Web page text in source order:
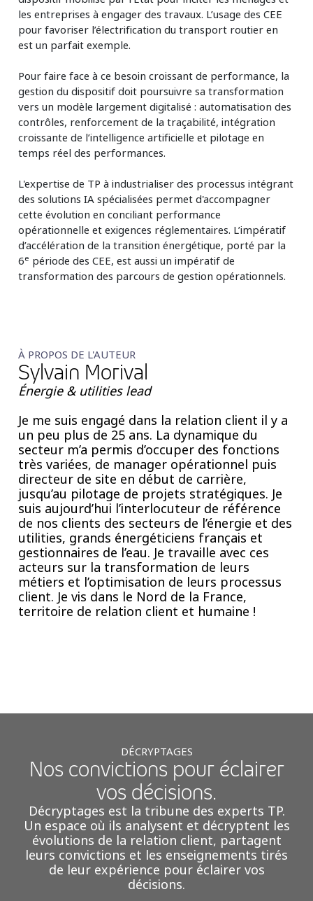
les entreprises à engager des travaux. L’usage des CEE
pour favoriser l’électrification du transport routier en
est un parfait exemple.
Pour faire face à ce besoin croissant de performance, la
gestion du dispositif doit poursuivre sa transformation
vers un modèle largement digitalisé : automatisation des
contrôles, renforcement de la traçabilité, intégration
croissante de l’intelligence artificielle et pilotage en
temps réel des performances.
L'expertise de TP à industrialiser des processus intégrant
des solutions IA spécialisées permet d'accompagner
cette évolution en conciliant performance
opérationnelle et exigences réglementaires. L’impératif
d’accélération de la transition énergétique, porté par la
6e période des CEE, est aussi un impératif de
transformation des parcours de gestion opérationnels.
À PROPOS DE L'AUTEUR
Sylvain Morival
Énergie & utilities lead
Je me suis engagé dans la relation client il y a
un peu plus de 25 ans. La dynamique du
secteur m’a permis d’occuper des fonctions
très variées, de manager opérationnel puis
directeur de site en début de carrière,
jusqu’au pilotage de projets stratégiques. Je
suis aujourd’hui l’interlocuteur de référence
de nos clients des secteurs de l’énergie et des
utilities, grands énergéticiens français et
gestionnaires de l’eau. Je travaille avec ces
acteurs sur la transformation de leurs
métiers et l’optimisation de leurs processus
client. Je vis dans le Nord de la France,
territoire de relation client et humaine !
DÉCRYPTAGES
Nos convictions pour éclairer
vos décisions.
Décryptages est la tribune des experts TP.
Un espace où ils analysent et décryptent les
évolutions de la relation client, partagent
leurs convictions et les enseignements tirés
de leur expérience pour éclairer vos
décisions.